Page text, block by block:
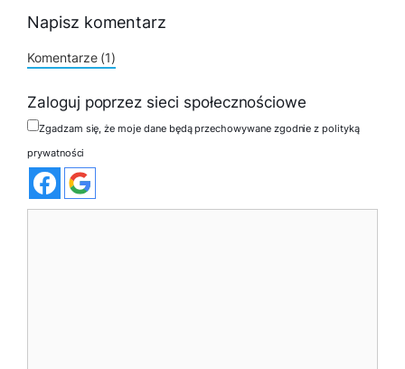
Napisz komentarz
Komentarze (1)
Zaloguj poprzez sieci społecznościowe
Zgadzam się, że moje dane będą przechowywane zgodnie z polityką
prywatności